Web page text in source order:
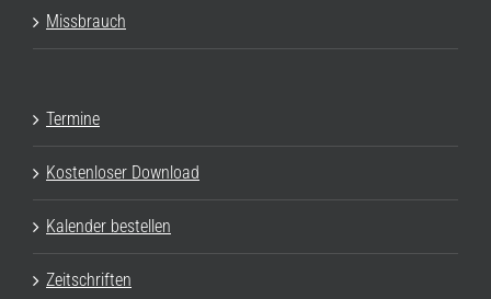
Missbrauch
Termine
Kostenloser Download
Kalender bestellen
Zeitschriften